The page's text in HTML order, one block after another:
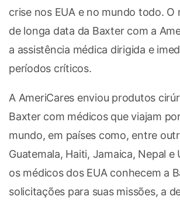
crise nos EUA e no mundo todo. O
de longa data da Baxter com a
a assistência médica dirigida e
períodos críticos.
A AmeriCares enviou produtos
Baxter com médicos que viajam
mundo, em países como, entre
Guatemala, Haiti, Jamaica, Nepal e
os médicos dos EUA conhecem a
solicitações para suas missões, a